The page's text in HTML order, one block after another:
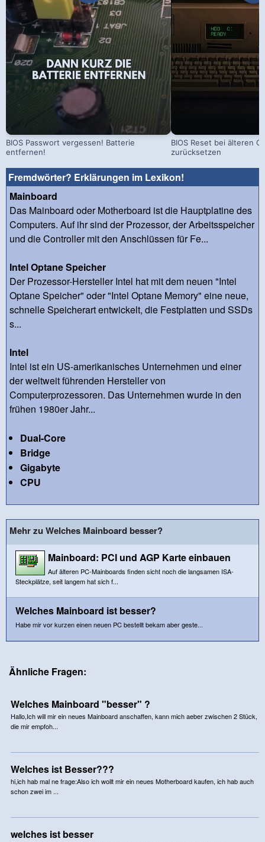
BIOS Passwort vergessen! Batterie
entfernen!
BIOS Reset bei älteren
zurücksetzen
Fremdwörter? Erklärungen im Lexikon!
Mainboard
Das Mainboard oder Motherboard ist die Hauptplatine des
Computers. Auf ihr sind der Prozessor, der Arbeitsspeicher
und die Controller mit den Anschlüssen für Fe...
Intel Optane Speicher
Der Prozessor-Hersteller Intel hat mit dem neuen "Intel
Optane Speicher" oder "Intel Optane Memory" eine neue,
schnelle Speicherart entwickelt, die Festplatten und SSDs
s...
Intel
Intel ist ein US-amerikanisches Unternehmen und einer
der weltweit führenden Hersteller von
Computerprozessoren. Das Unternehmen wurde in den
frühen 1980er Jahr...
Dual-Core
Bridge
Gigabyte
CPU
Mehr zu Welches Mainboard besser?
Mainboard: PCI und AGP Karte einbauen
Auf älteren PC-Mainboards finden sicht noch die langsamen ISA-
Steckplätze, seit langem hat sich f...
Welches Mainboard ist besser?
Habe mir vor kurzen einen neuen PC bestellt bekam aber geste...
Ähnliche Fragen:
Welches Mainboard "besser" ?
Hallo,Ich will mir ein neues Mainboard anschaffen, kann mich aeber zwischen 2 Stück,
die mir empfoh...
Welches ist Besser???
hi,ich hab mal ne frage:Also ich wollt mir ein neues Motherboard kaufen, ich hab auch
schon zwei im ...
welches ist besser